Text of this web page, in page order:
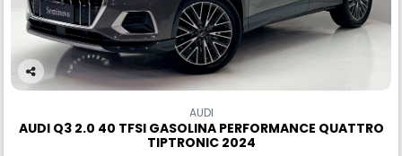
Co
rtil
AUDI
AUDI Q3 2.0 40 TFSI GASOLINA PERFORMANCE QUATTRO
TIPTRONIC 2024